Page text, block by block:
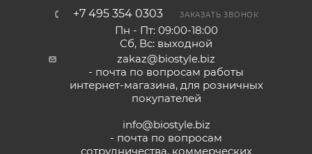
+7 495 354 0303 ЗАКАЗАТЬ ЗВОНОК
Пн - Пт: 09:00-18:00
Сб, Вс: выходной
zakaz@biostyle.biz
- почта по вопросам работы
интернет-магазина, для розничных
покупателей
info@biostyle.biz
- почта по вопросам
сотрудничества, коммерческих